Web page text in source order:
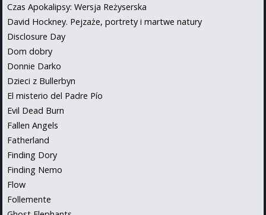
Czas Apokalipsy: Wersja Reżyserska
David Hockney. Pejzaże, portrety i martwe natury
Disclosure Day
Dom dobry
Donnie Darko
Dzieci z Bullerbyn
El misterio del Padre Pío
Evil Dead Burn
Fallen Angels
Fatherland
Finding Dory
Finding Nemo
Flow
Follemente